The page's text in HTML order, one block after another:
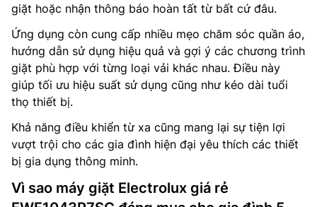
giặt hoặc nhận thông báo hoàn tất từ bất cứ đâu.
Ứng dụng còn cung cấp nhiều mẹo chăm sóc quần áo,
hướng dẫn sử dụng hiệu quả và gợi ý các chương trình
giặt phù hợp với từng loại vải khác nhau. Điều này
giúp tối ưu hiệu suất sử dụng cũng như kéo dài tuổi
thọ thiết bị.
Khả năng điều khiển từ xa cũng mang lại sự tiện lợi
vượt trội cho các gia đình hiện đại yêu thích các thiết
bị gia dụng thông minh.
Vì sao máy giặt Electrolux giá rẻ